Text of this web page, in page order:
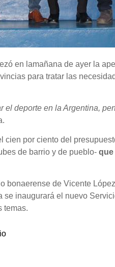
en lamañana de ayer la
para tratar las
deporte en la Argentina,
por ciento del
de barrio y de pueblo-que
de Vicente
inaugurará el nuevo
temas.